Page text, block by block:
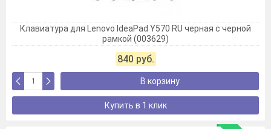
Клавиатура для Lenovo IdeaPad Y570 RU черная с черной
рамкой (003629)
840 руб.
В корзину
Купить в 1 клик